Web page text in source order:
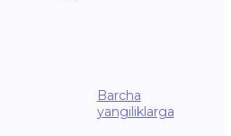
Barcha
yangiliklarga